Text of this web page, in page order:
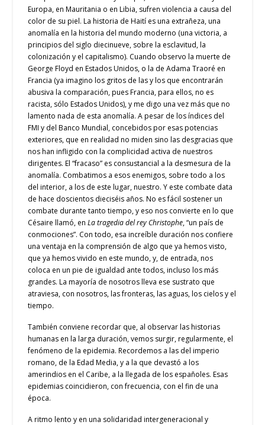
Europa, en Mauritania o en Libia, sufren violencia a causa del
color de su piel. La historia de Haití es una extrañeza, una
anomalía en la historia del mundo moderno (una victoria, a
principios del siglo diecinueve, sobre la esclavitud, la
colonización y el capitalismo). Cuando observo la muerte de
George Floyd en Estados Unidos, o la de Adama Traoré en
Francia (ya imagino los gritos de las y los que encontrarán
abusiva la comparación, pues Francia, para ellos, no es
racista, sólo Estados Unidos), y me digo una vez más que no
lamento nada de esta anomalía. A pesar de los índices del
FMI y del Banco Mundial, concebidos por esas potencias
exteriores, que en realidad no miden sino las desgracias que
nos han infligido con la complicidad activa de nuestros
dirigentes. El “fracaso” es consustancial a la desmesura de la
anomalía. Combatimos a esos enemigos, sobre todo a los
del interior, a los de este lugar, nuestro. Y este combate data
de hace doscientos dieciséis años. No es fácil sostener un
combate durante tanto tiempo, y eso nos convierte en lo que
Césaire llamó, enLa tragedia del rey Christophe, “un país de
conmociones”. Con todo, esa increíble duración nos confiere
una ventaja en la comprensión de algo que ya hemos visto,
que ya hemos vivido en este mundo, y, de entrada, nos
coloca en un pie de igualdad ante todos, incluso los más
grandes. La mayoría de nosotros lleva ese sustrato que
atraviesa, con nosotros, las fronteras, las aguas, los cielos y el
tiempo.
También conviene recordar que, al observar las historias
humanas en la larga duración, vemos surgir, regularmente, el
fenómeno de la epidemia. Recordemos a las del imperio
romano, de la Edad Media, y a la que devastó a los
amerindios en el Caribe, a la llegada de los españoles. Esas
epidemias coincidieron, con frecuencia, con el fin de una
época.
A ritmo lento y en una solidaridad intergeneracional y